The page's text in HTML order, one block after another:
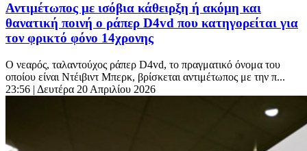
Αντιμέτωπος με ισόβια κάθειρξη ή ακόμη και
θανατική ποινή ο ράπερ D4vd που κατηγορείται για
τον φρικτό φόνο 14χρονης
Ο νεαρός, ταλαντούχος ράπερ D4vd, το πραγματικό όνομα του
οποίου είναι Ντέιβιντ Μπερκ, βρίσκεται αντιμέτωπος με την π...
23:56 | Δευτέρα 20 Απριλίου 2026